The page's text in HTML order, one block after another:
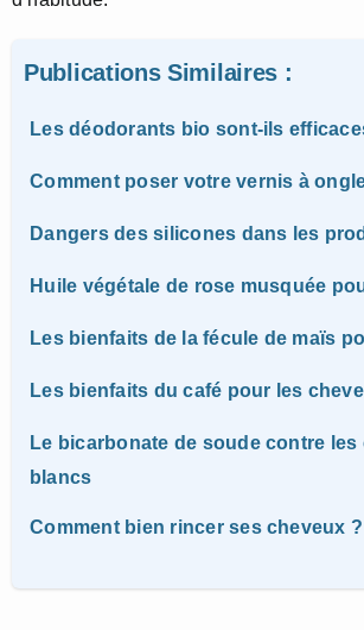
Publications Similaires :
Les déodorants bio sont-ils
Comment poser votre vernis à
Dangers des silicones dans les
Huile végétale de rose musquée
Les bienfaits de la fécule de maïs
Les bienfaits du café pour les
Le bicarbonate de soude contre les
blancs
Comment bien rincer ses cheveux ?